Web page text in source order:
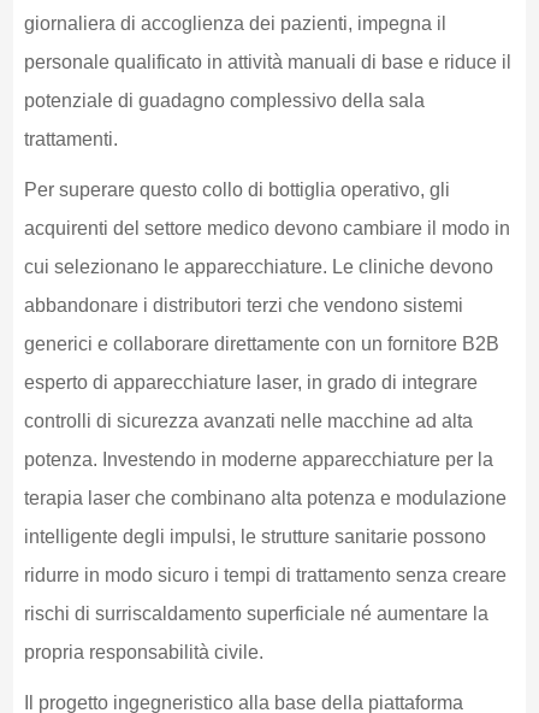
giornaliera di accoglienza dei pazienti, impegna il
personale qualificato in attività manuali di base e riduce il
potenziale di guadagno complessivo della sala
trattamenti.
Per superare questo collo di bottiglia operativo, gli
acquirenti del settore medico devono cambiare il modo in
cui selezionano le apparecchiature. Le cliniche devono
abbandonare i distributori terzi che vendono sistemi
generici e collaborare direttamente con un fornitore B2B
esperto di apparecchiature laser, in grado di integrare
controlli di sicurezza avanzati nelle macchine ad alta
potenza. Investendo in moderne apparecchiature per la
terapia laser che combinano alta potenza e modulazione
intelligente degli impulsi, le strutture sanitarie possono
ridurre in modo sicuro i tempi di trattamento senza creare
rischi di surriscaldamento superficiale né aumentare la
propria responsabilità civile.
Il progetto ingegneristico alla base della piattaforma